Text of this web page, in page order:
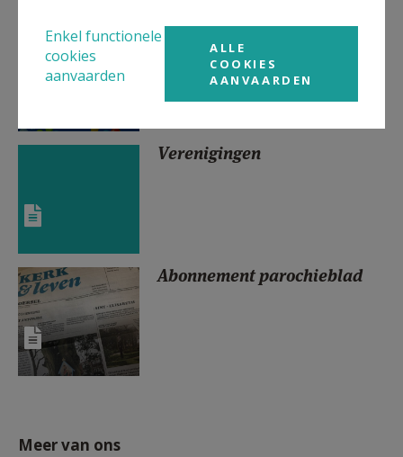
Swag voorbereiding eerste
communie en vormsel
Verenigingen
Abonnement parochieblad
Meer van ons
Enkel functionele
cookies
aanvaarden
ALLE
COOKIES
AANVAARDEN